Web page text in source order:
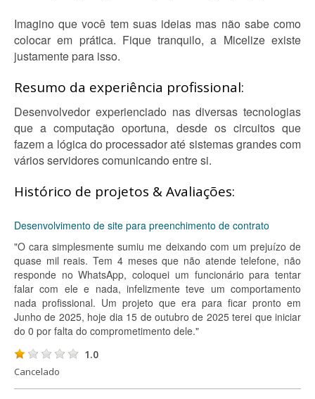
Imagino que você tem suas ideias mas não sabe como
colocar em prática. Fique tranquilo, a Micelize existe
justamente para isso.
Resumo da experiência profissional:
Desenvolvedor experienciado nas diversas tecnologias
que a computação oportuna, desde os circuitos que
fazem a lógica do processador até sistemas grandes com
vários servidores comunicando entre si.
Histórico de projetos & Avaliações:
Desenvolvimento de site para preenchimento de contrato
"O cara simplesmente sumiu me deixando com um prejuízo de
quase mil reais. Tem 4 meses que não atende telefone, não
responde no WhatsApp, coloquei um funcionário para tentar
falar com ele e nada, infelizmente teve um comportamento
nada profissional. Um projeto que era para ficar pronto em
Junho de 2025, hoje dia 15 de outubro de 2025 terei que iniciar
do 0 por falta do comprometimento dele."
1.0
Cancelado